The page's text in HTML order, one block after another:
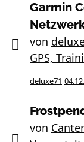
Garmin
von
GPS,
deluxe71
von